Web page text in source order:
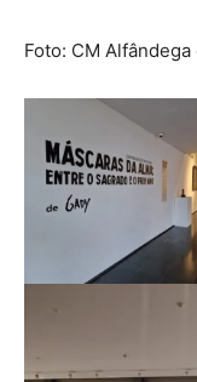
Foto: CM Alfândega